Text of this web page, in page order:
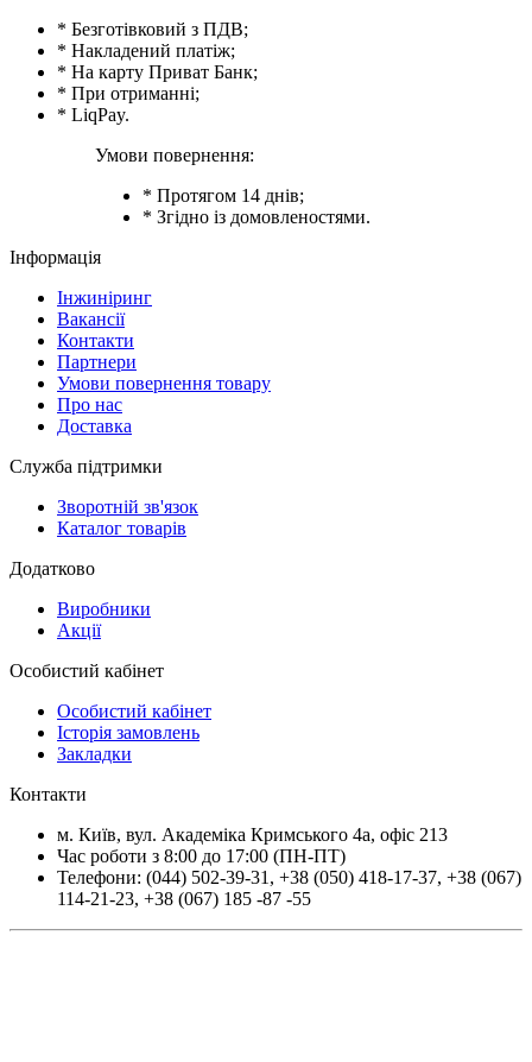
* Безготівковий з ПДВ;
* Накладений платіж;
* На карту Приват Банк;
* При отриманні;
* LiqPay.
Умови повернення:
* Протягом 14 днів;
* Згідно із домовленостями.
Інформація
Інжиніринг
Вакансії
Контакти
Партнери
Умови повернення товару
Про нас
Доставка
Служба підтримки
Зворотній зв'язок
Каталог товарів
Додатково
Виробники
Акції
Особистий кабінет
Особистий кабінет
Історія замовлень
Закладки
Контакти
м. Київ, вул. Академіка Кримського 4а, офіс 213
Час роботи з 8:00 до 17:00 (ПН-ПТ)
Телефони: (044) 502-39-31 , +38 (050) 418-17-37, +38 (067)
114-21-23, +38 (067) 185 -87 -55